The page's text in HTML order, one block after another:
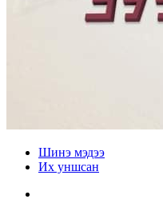
Шинэ мэдээ
Их уншсан